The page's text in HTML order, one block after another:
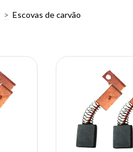
> Escovas de carvão